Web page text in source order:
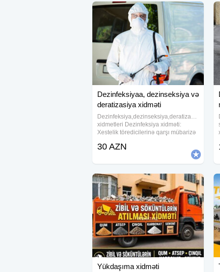
Dezinfeksiyaa, dezinseksiya və
deratizasiya xidməti
Dezinfeksiya,dezinseksiya,deratizasiya
xidmetleri Dezinfeksiya xidməti:
Xestelik töredicilerinə qarşı mübarizə
vasitəsilə yayılan infeksiyon
30 AZN
Yükdaşıma xidməti